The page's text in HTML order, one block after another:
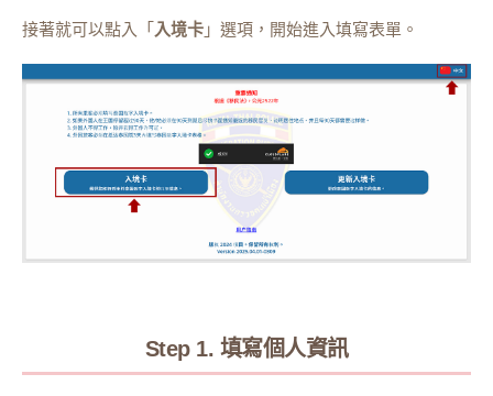
接著就可以點入「入境卡 」選項，開始進入填寫表單。
Step 1. 填寫個人資訊